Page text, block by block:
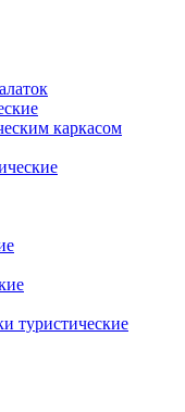
каркасом
туристические